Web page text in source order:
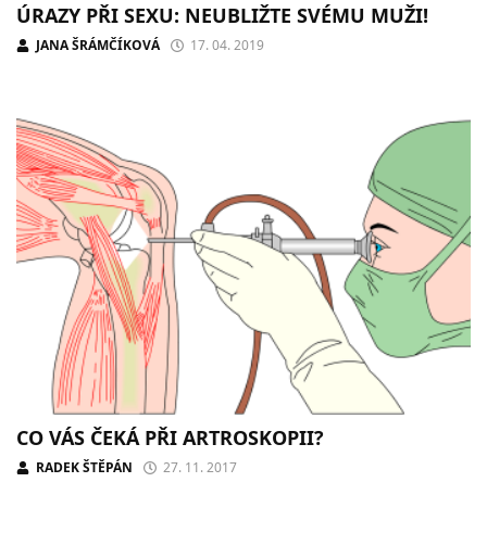
ÚRAZY PŘI SEXU: NEUBLIŽTE SVÉMU MUŽI!
JANA ŠRÁMČÍKOVÁ 17. 04. 2019
CO VÁS ČEKÁ PŘI ARTROSKOPII?
RADEK ŠTĚPÁN 27. 11. 2017